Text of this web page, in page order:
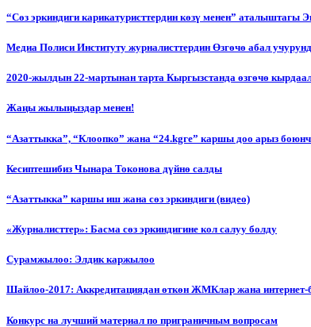
“Сөз эркиндиги карикатуристтердин көзү менен”
Медиа Полиси Институту журналисттердин Өзгөчө абал
2020-жылдын 22-мартынан тарта Кыргызстанда өзгөчө
Жаңы жылыңыздар менен!
“Азаттыкка”, “Клоопко” жана “24.kgге” каршы доо арыз
Кесиптешибиз Чынара Токонова дүйнө салды
“Азаттыкка” каршы иш жана сөз эркиндиги (видео)
«Журналисттер»: Басма сөз эркиндигине кол салуу болду
Сурамжылоо: Элдик каржылоо
Шайлоо-2017: Аккредитациядан өткөн ЖМКлар жана
Конкурс на лучший материал по приграничным вопросам